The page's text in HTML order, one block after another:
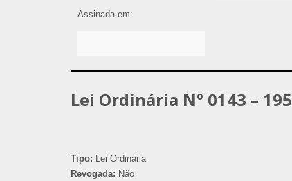
Assinada em:
Lei Ordinária Nº 0143 –
Tipo: Lei Ordinária
Revogada: Não